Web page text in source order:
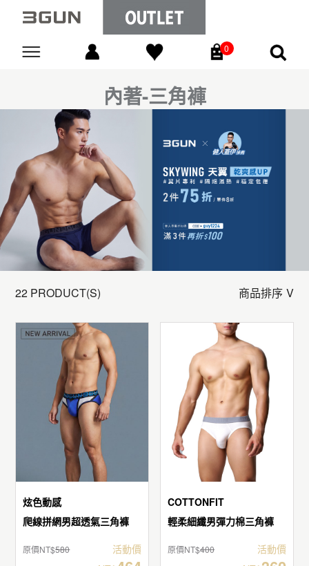
0
內著-三角褲
22 PRODUCT(S) 商品排序
炫色動感
爬線拼網男超透氣三角褲
原價NT$580
活動價
COTTONFIT
輕柔細纖男彈力棉三角褲
原價NT$400
活動價